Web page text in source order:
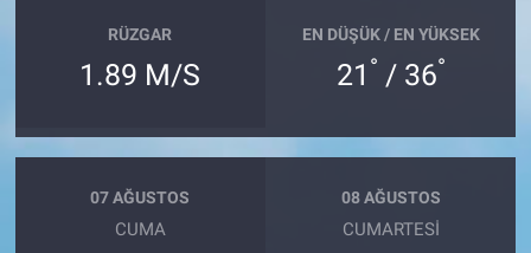
RÜZGAR
1.89 M/S
EN DÜŞÜK / EN YÜKSEK
21 ° / 36°
07 AĞUSTOS
CUMA
08 AĞUSTOS
CUMARTESI